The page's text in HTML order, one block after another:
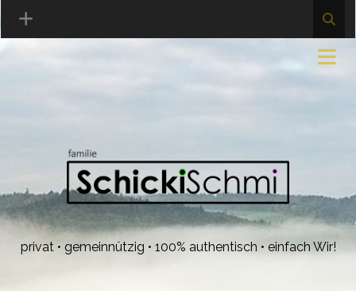
privat • gemeinnützig • 100% authentisch • einfach Wir!